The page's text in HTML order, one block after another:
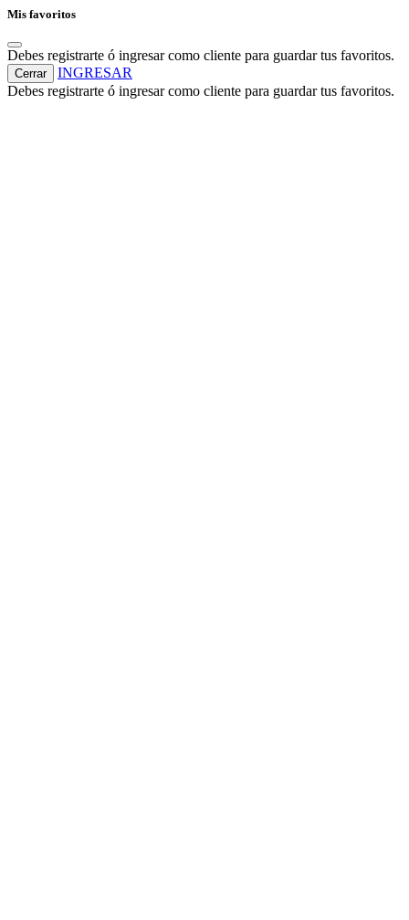
Mis favoritos
Debes registrarte ó ingresar como cliente para guardar tus favoritos.
Cerrar
INGRESAR
Debes registrarte ó ingresar como cliente para guardar tus favoritos.